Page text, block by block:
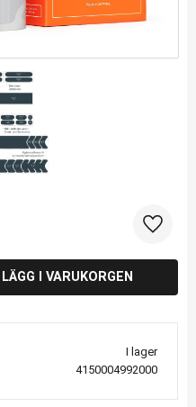
Lägg
I lager
4150004992000